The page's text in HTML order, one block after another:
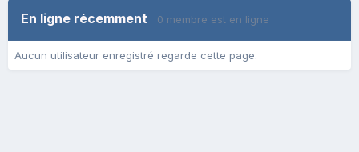
En ligne récemment 0 membre est en ligne
Aucun utilisateur enregistré regarde cette page.